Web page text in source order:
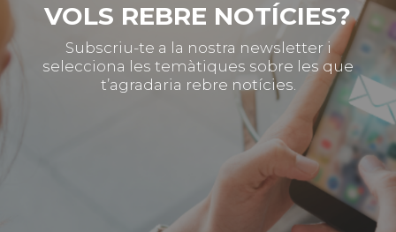
VOLS REBRE NOTÍCIES?
Subscriu-te a la nostra newsletter i
selecciona les temàtiques sobre les que
t’agradaria rebre notícies.